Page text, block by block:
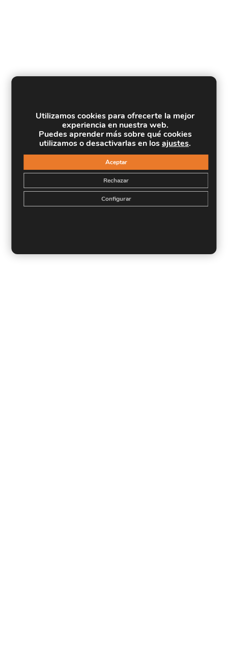
Utilizamos cookies para ofrecerte la mejor
experiencia en nuestra web.
Puedes aprender más sobre qué cookies
utilizamos o desactivarlas en losajustes.
Aceptar
Rechazar
Configurar